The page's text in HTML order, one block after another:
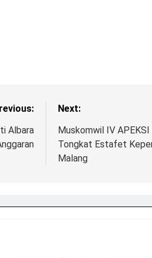
Albara
Next:
Muskomwil IV
Tongkat Estafet
Malang